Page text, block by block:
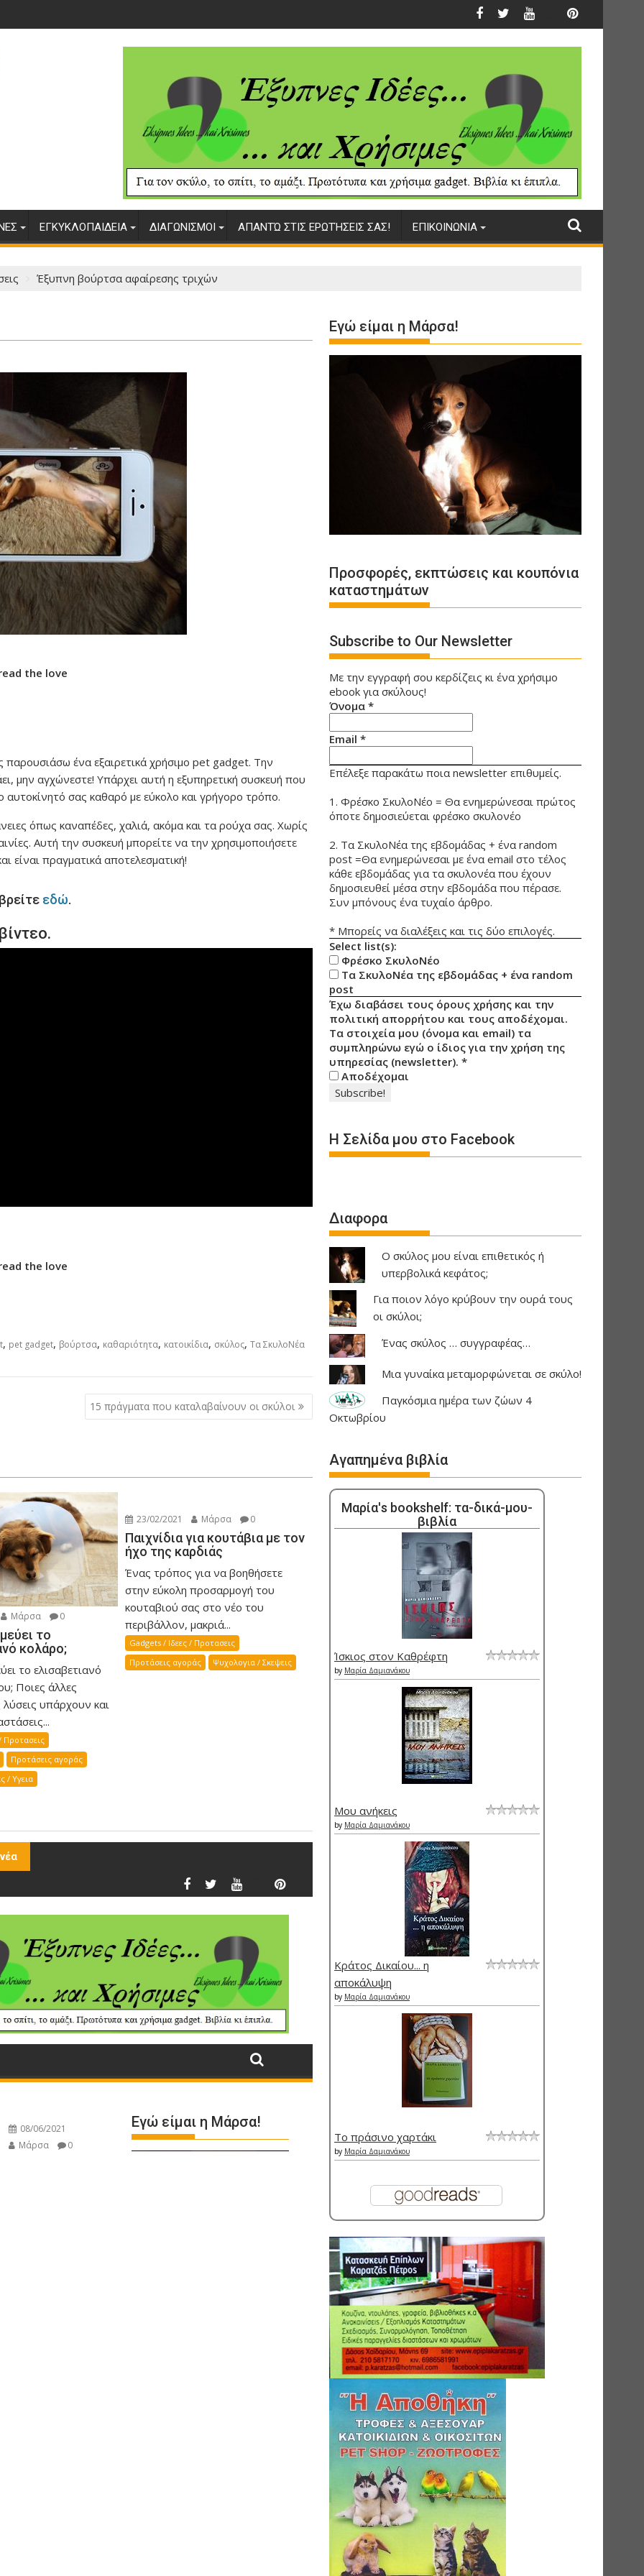
ΕΓΚΥΚΛΟΠΑΙΔΕΙΑ ΔΙΑΓΩΝΙΣΜΟΙ ΑΠΑΝΤΏ ΣΤΙΣ ΕΡΩΤΉΣΕΙΣ ΣΑΣ! ΕΠΙΚΟΙΝΩΝΙΑ
Έξυπνη βούρτσα αφαίρεσης τριχών
the love
ένα εξαιρετικά χρήσιμο pet gadget. Την
μην αγχώνεστε! Υπάρχει αυτή η εξυπηρετική συσκευή που
αυτοκίνητό σας καθαρό με εύκολο και γρήγορο τρόπο.
όπως καναπέδες, χαλιά, ακόμα και τα ρούχα σας. Χωρίς
Αυτή την συσκευή μπορείτε να την χρησιμοποιήσετε
είναι πραγματικά αποτελεσματική!
εδώ.
the love
, pet gadget, βούρτσα, καθαριότητα, κατοικίδια, σκύλος, Τα ΣκυλοΝέα
15 πράγματα που καταλαβαίνουν οι σκύλοι
Μάρσα 0
το
κολάρο;
το ελισαβετιανό
Ποιες άλλες
λύσεις υπάρχουν και
Προτασεις
Προτάσεις αγοράς
/ Υγεια
23/02/2021 Μάρσα 0
Παιχνίδια για κουτάβια με τον
ήχο της καρδιάς
Ένας τρόπος για να βοηθήσετε
στην εύκολη προσαρμογή του
κουταβιού σας στο νέο του
περιβάλλον, μακριά...
Gadgets / Ιδεες / Προτασεις
Προτάσεις αγοράς
Ψυχολογια / Σκεψεις
Εγώ είμαι η Μάρσα!
Προσφορές, εκπτώσεις και κουπόνια
καταστημάτων
Subscribe to Our Newsletter
Με την εγγραφή σου κερδίζεις κι ένα χρήσιμο
ebook για σκύλους!
Όνομα *
Email *
Επέλεξε παρακάτω ποια newsletter επιθυμείς.
1. Φρέσκο ΣκυλοΝέο = Θα ενημερώνεσαι πρώτος
όποτε δημοσιεύεται φρέσκο σκυλονέο
2. Τα ΣκυλοΝέα της εβδομάδας + ένα random
post =Θα ενημερώνεσαι με ένα email στο τέλος
κάθε εβδομάδας για τα σκυλονέα που έχουν
δημοσιευθεί μέσα στην εβδομάδα που πέρασε.
Συν μπόνους ένα τυχαίο άρθρο.
* Μπορείς να διαλέξεις και τις δύο επιλογές.
Select list(s):
Φρέσκο ΣκυλοΝέο
Τα ΣκυλοΝέα της εβδομάδας + ένα random
post
Έχω διαβάσει τους όρους χρήσης και την
πολιτική απορρήτου και τους αποδέχομαι.
Τα στοιχεία μου (όνομα και email) τα
συμπληρώνω εγώ ο ίδιος για την χρήση της
υπηρεσίας (newsletter). *
Αποδέχομαι
Η Σελίδα μου στο Facebook
Διαφορα
Ο σκύλος μου είναι επιθετικός ή
υπερβολικά κεφάτος;
Για ποιον λόγο κρύβουν την ουρά τους
οι σκύλοι;
Ένας σκύλος … συγγραφέας…
Μια γυναίκα μεταμορφώνεται σε σκύλο!
Παγκόσμια ημέρα των ζώων 4
Οκτωβρίου
Αγαπημένα βιβλία
Μαρία's bookshelf: τα-δικά-μου-
βιβλία
Ίσκιος στον Καθρέφτη
by Μαρία Δαμιανάκου
Μου ανήκεις
by Μαρία Δαμιανάκου
Κράτος Δικαίου... η
αποκάλυψη
by Μαρία Δαμιανάκου
Το πράσινο χαρτάκι
by Μαρία Δαμιανάκου